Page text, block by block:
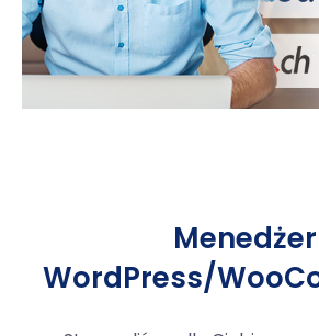
Menedżer
WordPress/